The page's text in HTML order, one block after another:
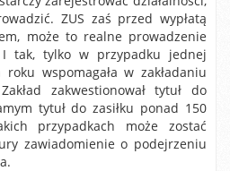
ZUS zaś przed wypłatą
może to realne prowadzenie
I tak, tylko w przypadku jednej
wspomagała w zakładaniu
zakwestionował tytuł do
tytuł do zasiłku ponad 150
przypadkach może zostać
zawiadomienie o podejrzeniu